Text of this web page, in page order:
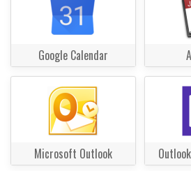
Google Calendar
Microsoft Outlook